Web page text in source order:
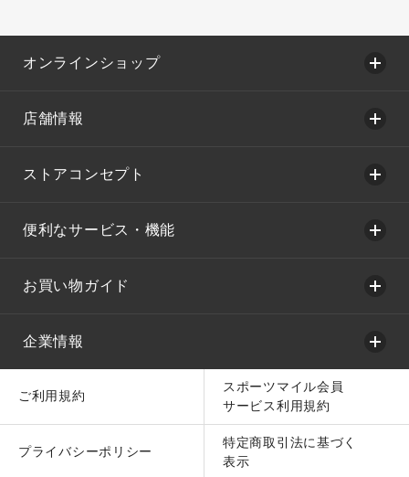
オンラインショップ
店舗情報
ストアコンセプト
便利なサービス・機能
お買い物ガイド
企業情報
ご利用規約
スポーツマイル会員
サービス利用規約
プライバシーポリシー
特定商取引法に基づく
表示